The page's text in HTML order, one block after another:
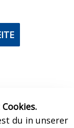
du in unserer